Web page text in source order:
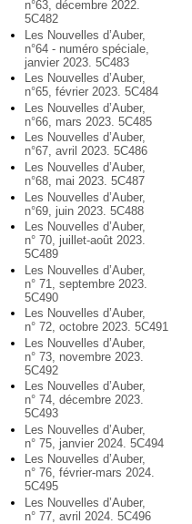
n°63, décembre 2022.
5C482
Les Nouvelles d’Auber,
n°64 - numéro spéciale,
janvier 2023. 5C483
Les Nouvelles d’Auber,
n°65, février 2023. 5C484
Les Nouvelles d’Auber,
n°66, mars 2023. 5C485
Les Nouvelles d’Auber,
n°67, avril 2023. 5C486
Les Nouvelles d’Auber,
n°68, mai 2023. 5C487
Les Nouvelles d’Auber,
n°69, juin 2023. 5C488
Les Nouvelles d’Auber,
n° 70, juillet-août 2023.
5C489
Les Nouvelles d’Auber,
n° 71, septembre 2023.
5C490
Les Nouvelles d’Auber,
n° 72, octobre 2023. 5C491
Les Nouvelles d’Auber,
n° 73, novembre 2023.
5C492
Les Nouvelles d’Auber,
n° 74, décembre 2023.
5C493
Les Nouvelles d’Auber,
n° 75, janvier 2024. 5C494
Les Nouvelles d’Auber,
n° 76, février-mars 2024.
5C495
Les Nouvelles d’Auber,
n° 77, avril 2024. 5C496